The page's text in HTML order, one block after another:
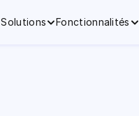
Solutions Fonctionnalités